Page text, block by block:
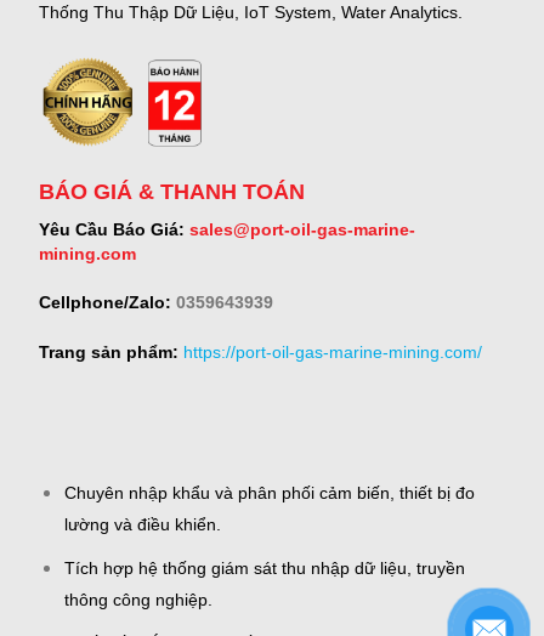
Thống Thu Thập Dữ Liệu, IoT System, Water Analytics.
BÁO GIÁ & THANH TOÁN
Yêu Cầu Báo Giá: sales@port-oil-gas-marine-
mining.com
Cellphone/Zalo: 0359643939
Trang sản phẩm: https://port-oil-gas-marine-mining.com/
Chuyên nhập khẩu và phân phối cảm biến, thiết bị đo
lường và điều khiển.
Tích hợp hệ thống giám sát thu nhập dữ liệu, truyền
thông công nghiệp.